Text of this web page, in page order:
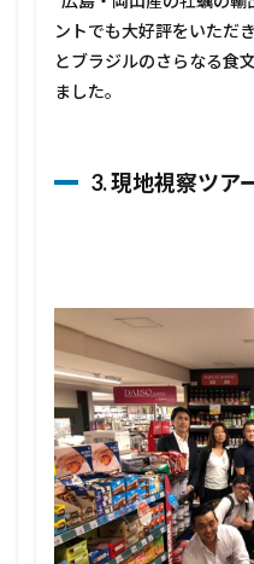
ントでも大好評をいただ
とブラジルのさらなる食
ました。
3. 現地視察ツア